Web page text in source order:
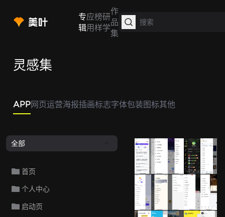
专
辑
应
用
榜
样
研
学
作
品
集
灵感集
APP网页运营海报插画标志字体包装图标其他
全部
首页
个人中心
启动页
智谱清言
Lyft
圆周旅迹
比心
PartyChat
Jump